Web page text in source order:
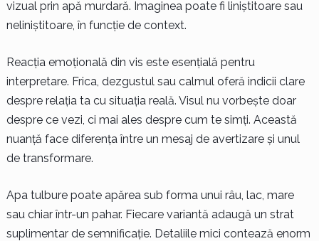
vizual prin apă murdară. Imaginea poate fi liniștitoare sau
neliniștitoare, în funcție de context.
Reacția emoțională din vis este esențială pentru
interpretare. Frica, dezgustul sau calmul oferă indicii clare
despre relația ta cu situația reală. Visul nu vorbește doar
despre ce vezi, ci mai ales despre cum te simți. Această
nuanță face diferența între un mesaj de avertizare și unul
de transformare.
Apa tulbure poate apărea sub forma unui râu, lac, mare
sau chiar într-un pahar. Fiecare variantă adaugă un strat
suplimentar de semnificație. Detaliile mici contează enorm